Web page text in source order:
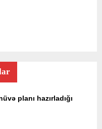
planı hazırladığı